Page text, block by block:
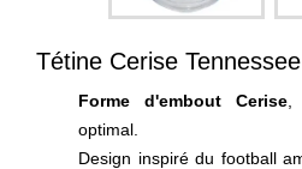
Tétine Cerise
Forme d'embout Cerise
optimal.
Design inspiré du football